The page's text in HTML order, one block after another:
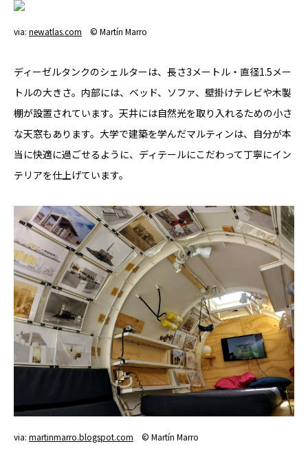
via: newatlas.com © Martín Marro
ディーゼルタンクのシェルターは、長さ3メートル・直径1.5メー
トルの大きさ。内部には、ベッド、ソファ、壁掛けテレビや木製
棚が設置されています。天井には自然光を取り入れるための小さ
な天窓もあります。大学で建築を学んだマルティンは、自分が本
当に快適に過ごせるように、ディテールにこだわって丁寧にイン
テリアを仕上げています。
via: martinmarro.blogspot.com © Martín Marro